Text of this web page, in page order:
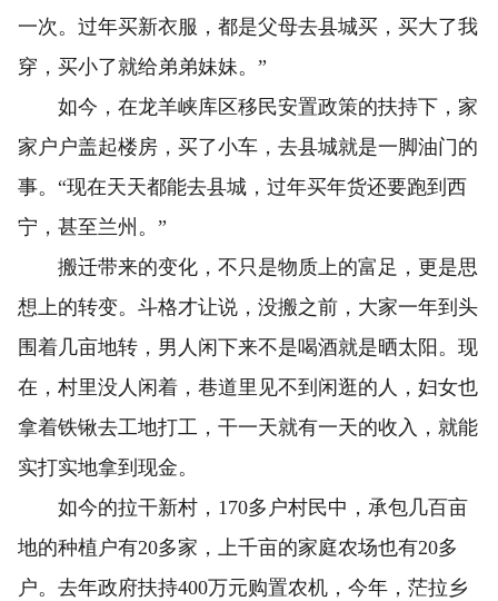
一次。过年买新衣服，都是父母去县城买，买大了我
穿，买小了就给弟弟妹妹。”
如今，在龙羊峡库区移民安置政策的扶持下，家
家户户盖起楼房，买了小车，去县城就是一脚油门的
事。“现在天天都能去县城，过年买年货还要跑到西
宁，甚至兰州。”
搬迁带来的变化，不只是物质上的富足，更是思
想上的转变。斗格才让说，没搬之前，大家一年到头
围着几亩地转，男人闲下来不是喝酒就是晒太阳。现
在，村里没人闲着，巷道里见不到闲逛的人，妇女也
拿着铁锹去工地打工，干一天就有一天的收入，就能
实打实地拿到现金。
如今的拉干新村，170多户村民中，承包几百亩
地的种植户有20多家，上千亩的家庭农场也有20多
户。去年政府扶持400万元购置农机，今年，茫拉乡